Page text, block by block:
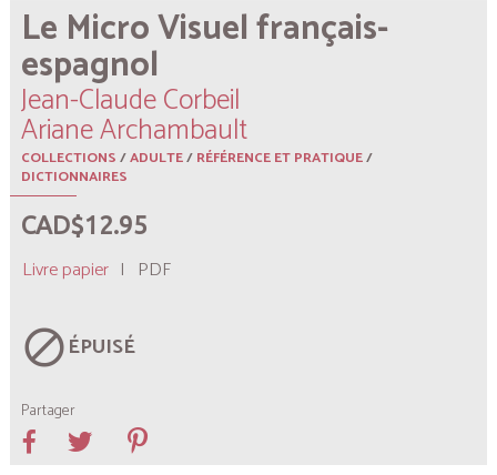
Le Micro Visuel français-
espagnol
Jean-Claude Corbeil
Ariane Archambault
COLLECTIONS/ADULTE/RÉFÉRENCE ET PRATIQUE/
DICTIONNAIRES
CAD$12.95
Livre papier | PDF
blockÉPUISÉ
Partager